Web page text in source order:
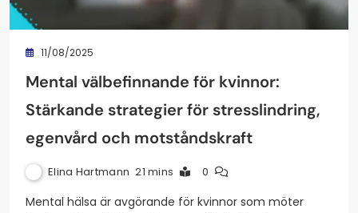
11/08/2025
Mental välbefinnande för kvinnor:
Stärkande strategier för stresslindring,
egenvård och motståndskraft
Elina Hartmann 21 mins 0
Mental hälsa är avgörande för kvinnor som möter